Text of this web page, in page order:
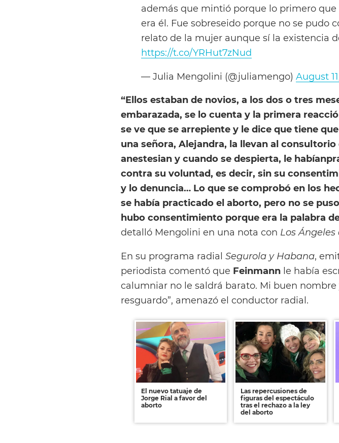
además que mintió porque lo primero
era él. Fue sobreseido porque no se pudo
relato de la mujer aunque sí la existencia
https://t.co/YRHut7zNud
— Julia Mengolini (@juliamengo) August
“Ellos estaban de novios, a los dos o tres
embarazada, se lo cuenta y la primera
se ve que se arrepiente y le dice que tiene
una señora, Alejandra, la llevan al consultorio
anestesian y cuando se despierta, le
contra su voluntad, es decir, sin su
y lo denuncia… Lo que se comprobó en los
se había practicado el aborto, pero no se
hubo consentimiento porque era la palabra
detalló Mengolini en una nota con Los
En su programa radial Segurola y Habana,
periodista comentó que Feinmann le había
calumniar no le saldrá barato. Mi buen nombre
resguardo”, amenazó el conductor radial.
El nuevo tatuaje de
Jorge Rial a favor del
aborto
Las repercusiones de
figuras del espectáculo
tras el rechazo a la ley
del aborto